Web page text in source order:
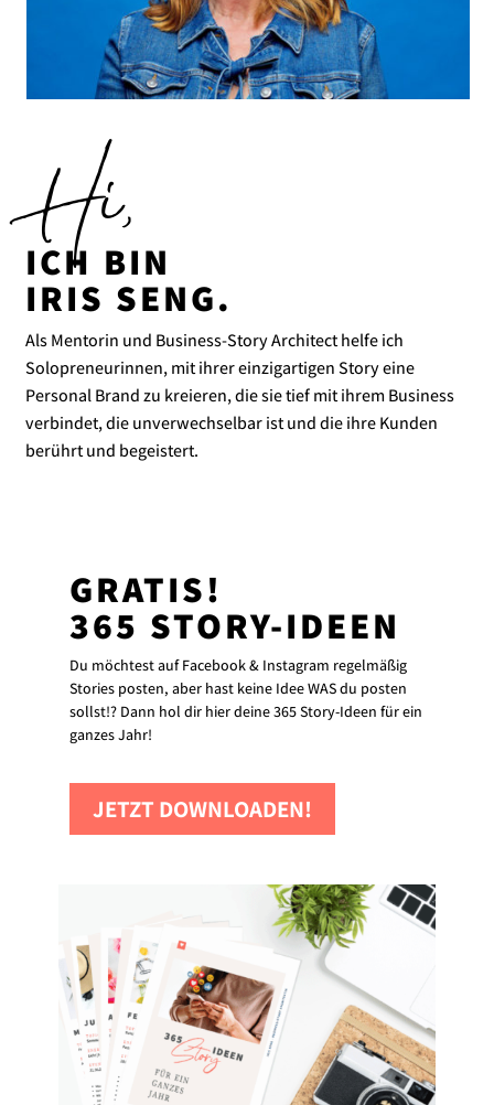
Hi,
ICH BIN
IRIS SENG.
Als Mentorin und Business-Story Architect helfe ich
Solopreneurinnen, mit ihrer einzigartigen Story eine
Personal Brand zu kreieren, die sie tief mit ihrem Business
verbindet, die unverwechselbar ist und die ihre Kunden
berührt und begeistert.
GRATIS!
365 STORY-IDEEN
Du möchtest auf Facebook & Instagram regelmäßig
Stories posten, aber hast keine Idee WAS du posten
sollst!? Dann hol dir hier deine 365 Story-Ideen für ein
ganzes Jahr!
JETZT DOWNLOADEN!